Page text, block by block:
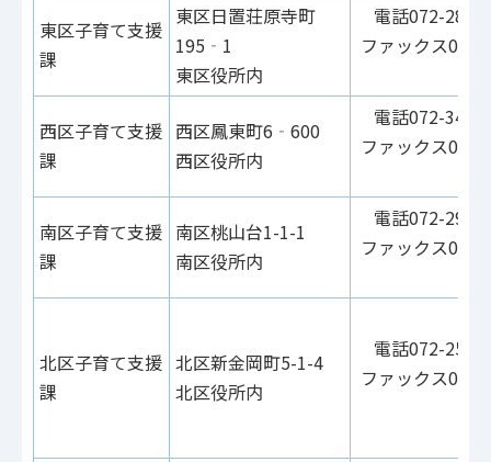
東区子育て支援
課
東区日置荘原寺町
195‐1
東区役所内
電話072-287-
ファックス072-
西区子育て支援
課
西区鳳東町6‐600
西区役所内
電話072-343-
ファックス072-
南区子育て支援
課
南区桃山台1-1-1
南区役所内
電話072-290-
ファックス072-
北区子育て支援
課
北区新金岡町5-1-4
北区役所内
電話072-258-
ファックス072-